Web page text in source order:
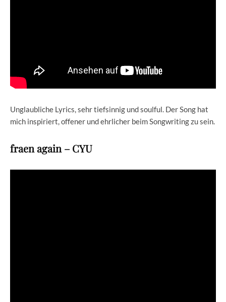
Unglaubliche Lyrics, sehr tiefsinnig und soulful. Der Song hat
mich inspiriert, offener und ehrlicher beim Songwriting zu sein.
fraen again – CYU